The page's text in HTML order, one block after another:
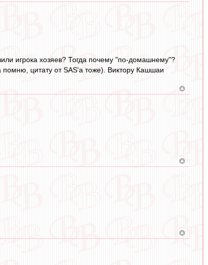
игрока хозяев? Тогда почему "по-домашнему"?
цитату от SAS'a тоже). Виктору Кашшаи